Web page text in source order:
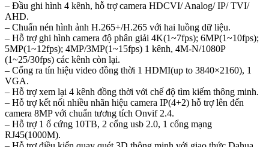
– Đầu ghi hình 4 kênh, hỗ trợ camera HDCVI/ Analog/ IP/ TVI/
AHD.
– Chuẩn nén hình ảnh H.265+/H.265 với hai luồng dữ liệu.
– Hỗ trợ ghi hình camera độ phân giải 4K(1~7fps); 6MP(1~10fps);
5MP(1~12fps); 4MP/3MP(1~15fps) 1 kênh, 4M-N/1080P
(1~25/30fps) các kênh còn lại.
– Cổng ra tín hiệu video đồng thời 1 HDMI(up to 3840×2160), 1
VGA.
– Hỗ trợ xem lại 4 kênh đồng thời với chế độ tìm kiếm thông minh.
– Hỗ trợ kết nối nhiều nhãn hiệu camera IP(4+2) hỗ trợ lên đến
camera 8MP với chuẩn tương tích Onvif 2.4.
– Hỗ trợ 1 ổ cứng 10TB, 2 cổng usb 2.0, 1 cổng mạng
RJ45(1000M).